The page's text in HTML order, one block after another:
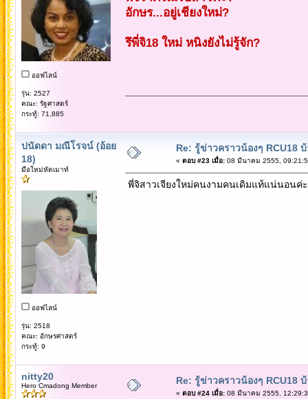
ออฟไลน์
รุ่น: 2527
คณะ: รัฐศาสตร์
กระทู้: 71,885
อักษร...อยู่เชียงใหม่?
รึพี่จิ18 ใหม่ หนิงยังไม่รู้จัก?
ปนัดดา มณีโรจน์ (อ้อย
18)
มือใหม่หัดเมาท์
ออฟไลน์
รุ่น: 2518
คณะ: อักษรศาสตร์
กระทู้: 9
Re: รู้ข่าวคราวน้องๆ RCU18
« ตอบ #23 เมื่อ:08 มีนาคม 2555,
พี่จิสาวเจียงใหม่คนงามคนเดิมแท้แน่นอน
nitty20
Hero Cmadong Member Re: รู้ข่าวคราวน้องๆ RCU18
« ตอบ #24 เมื่อ:08 มีนาคม 2555,